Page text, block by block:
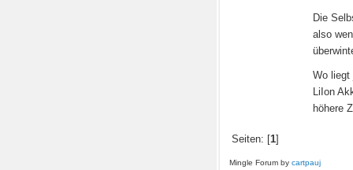
Die
also
Wo liegt
LiIon
höhere
Seiten: [1]
Mingle Forum by cartpauj